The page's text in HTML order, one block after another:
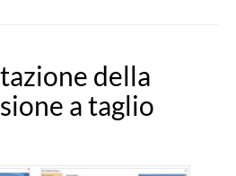
della
a taglio